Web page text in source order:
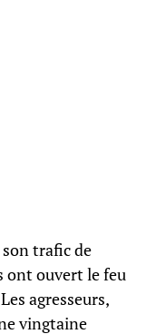
son trafic de
ont ouvert le feu
agresseurs,
vingtaine